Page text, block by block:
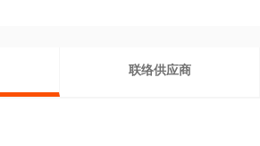
联络供应商